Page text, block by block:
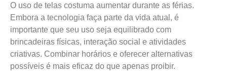
O uso de telas costuma aumentar durante as férias.
Embora a tecnologia faça parte da vida atual, é
importante que seu uso seja equilibrado com
brincadeiras físicas, interação social e atividades
criativas. Combinar horários e oferecer alternativas
possíveis é mais eficaz do que apenas proibir.